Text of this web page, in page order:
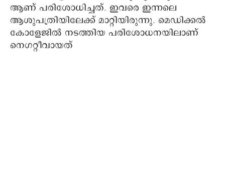
ആണ് പരിശോധിച്ചത്. ഇവരെ ഇന്നലെ
ആശുപത്രിയിലേക്ക് മാറ്റിയിരുന്നു. മെഡിക്കൽ
കോളേജിൽ നടത്തിയ പരിശോധനയിലാണ് ​
നെ​ഗറ്റീവായത്